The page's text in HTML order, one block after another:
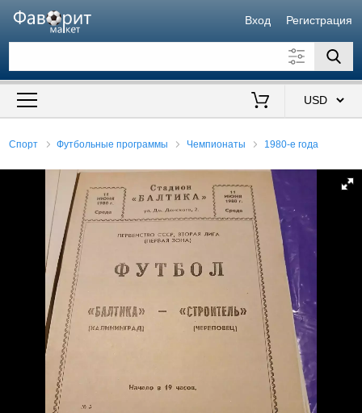
Вход Регистрация
Искать также в описании
Спорт Футбольные программы Чемпионаты 1980-е года